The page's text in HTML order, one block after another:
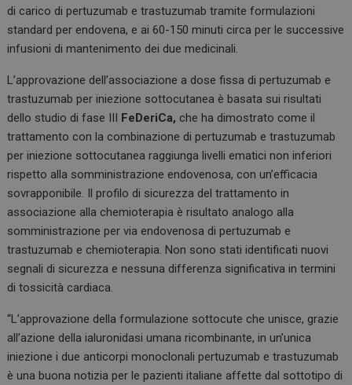
di carico di pertuzumab e trastuzumab tramite formulazioni
standard per endovena, e ai 60-150 minuti circa per le successive
infusioni di mantenimento dei due medicinali.
L’approvazione dell’associazione a dose fissa di pertuzumab e
trastuzumab per iniezione sottocutanea è basata sui risultati
dello studio di fase III FeDeriCa, che ha dimostrato come il
trattamento con la combinazione di pertuzumab e trastuzumab
per iniezione sottocutanea raggiunga livelli ematici non inferiori
rispetto alla somministrazione endovenosa, con un’efficacia
sovrapponibile. Il profilo di sicurezza del trattamento in
associazione alla chemioterapia è risultato analogo alla
somministrazione per via endovenosa di pertuzumab e
trastuzumab e chemioterapia. Non sono stati identificati nuovi
segnali di sicurezza e nessuna differenza significativa in termini
di tossicità cardiaca.
“L’approvazione della formulazione sottocute che unisce, grazie
all’azione della ialuronidasi umana ricombinante, in un’unica
iniezione i due anticorpi monoclonali pertuzumab e trastuzumab
è una buona notizia per le pazienti italiane affette dal sottotipo di